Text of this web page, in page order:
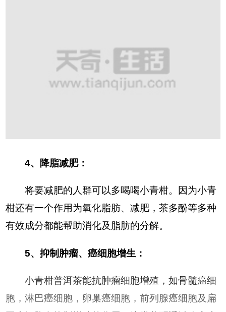
4、降脂减肥：
将要减肥的人群可以多喝喝小青柑。因为小青
柑还有一个作用为氧化脂肪、减肥，茶多酚等多种
有效成分都能帮助消化及脂肪的分解。
5、抑制肿瘤、癌细胞增生：
小青柑普洱茶能抗肿瘤细胞增殖，如骨髓癌细
胞，淋巴癌细胞，卵巢癌细胞，前列腺癌细胞及扁